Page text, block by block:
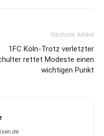
Nächster Artikel
1FC Köln-Trotz verletzter
rettet Modeste einen
wichtigen Punkt